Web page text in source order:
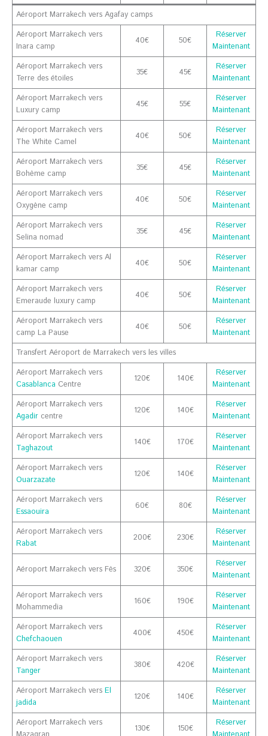
Aéroport Marrakech vers Agafay camps
Aéroport Marrakech vers
Inara camp
40€ 50€
Réserver
Maintenant
Aéroport Marrakech vers
Terre des étoiles
35€ 45€
Réserver
Maintenant
Aéroport Marrakech vers
Luxury camp
45€ 55€
Réserver
Maintenant
Aéroport Marrakech vers
The White Camel
40€ 50€
Réserver
Maintenant
Aéroport Marrakech vers
Bohème camp
35€ 45€
Réserver
Maintenant
Aéroport Marrakech vers
Oxygène camp
40€ 50€
Réserver
Maintenant
Aéroport Marrakech vers
Selina nomad
35€ 45€
Réserver
Maintenant
Aéroport Marrakech vers Al
kamar camp
40€ 50€
Réserver
Maintenant
Aéroport Marrakech vers
Emeraude luxury camp
40€ 50€
Réserver
Maintenant
Aéroport Marrakech vers
camp La Pause
40€ 50€
Réserver
Maintenant
Transfert Aéroport de Marrakech vers les villes
Aéroport Marrakech vers
Casablanca Centre
120€ 140€
Réserver
Maintenant
Aéroport Marrakech vers
Agadir centre
120€ 140€
Réserver
Maintenant
Aéroport Marrakech vers
Taghazout
140€ 170€
Réserver
Maintenant
Aéroport Marrakech vers
Ouarzazate
120€ 140€
Réserver
Maintenant
Aéroport Marrakech vers
Essaouira
60€ 80€
Réserver
Maintenant
Aéroport Marrakech vers
Rabat
200€ 230€
Réserver
Maintenant
Aéroport Marrakech vers Fès 320€ 350€
Réserver
Maintenant
Aéroport Marrakech vers
Mohammedia
160€ 190€
Réserver
Maintenant
Aéroport Marrakech vers
Chefchaouen
400€ 450€
Réserver
Maintenant
Aéroport Marrakech vers
Tanger
380€ 420€
Réserver
Maintenant
Aéroport Marrakech versEl
jadida
120€ 140€
Réserver
Maintenant
Aéroport Marrakech vers
130€ 150€
Réserver